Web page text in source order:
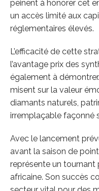
peinent à honorer cet
un accès limité aux
réglementaires élevés.
L’efficacité de cette
l’avantage prix des
également à
misent sur la valeur
diamants naturels,
irremplaçable façonné
Avec le lancement
avant la saison de
représente un tournant
africaine. Son succès